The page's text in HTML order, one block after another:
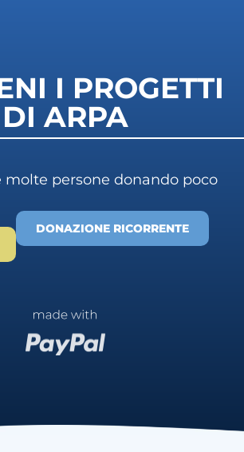
I PROGETTI
DI ARPA
molte persone donando poco
DONAZIONE RICORRENTE